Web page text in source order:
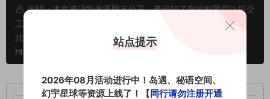
申明：本文资源均来源网友分享，若侵犯了您的权限可以提交
工单处理。
此外本文章皆属于原创文章，转载请注明出处！原文链接：
https://www.abcjyw.com/18048.html
重要声明
站点提示
2026年08月活动进行中！岛遇、秘语空间、
幻宇星球等资源上线了！【同行请勿注册开通